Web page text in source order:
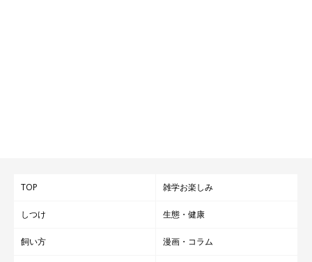
TOP 雑学お楽しみ
しつけ 生態・健康
飼い方 漫画・コラム